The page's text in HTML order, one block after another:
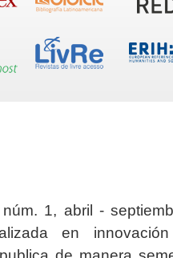
1, abril -
en